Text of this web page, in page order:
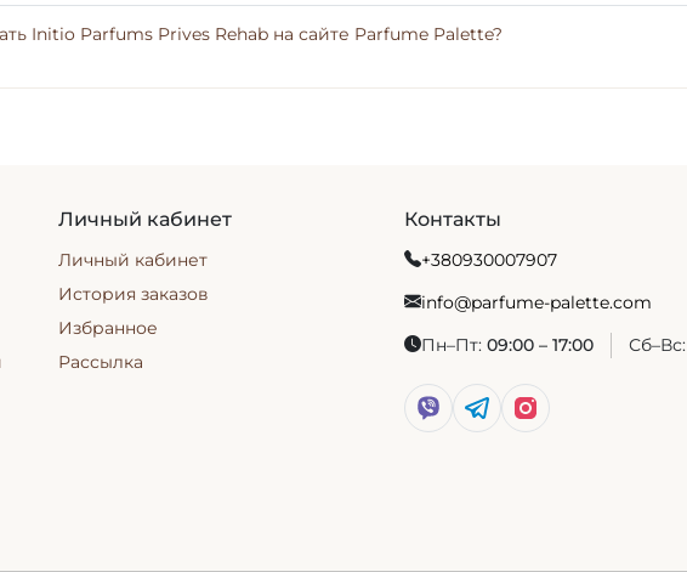
Initio Parfums Prives Rehab на сайте Parfume Palette?
Личный кабинет
Личный кабинет
История заказов
Избранное
Рассылка
Контакты
+380930007907
info@parfume-palette.com
Пн–Пт: 09:00 – 17:00 Сб–Вс: